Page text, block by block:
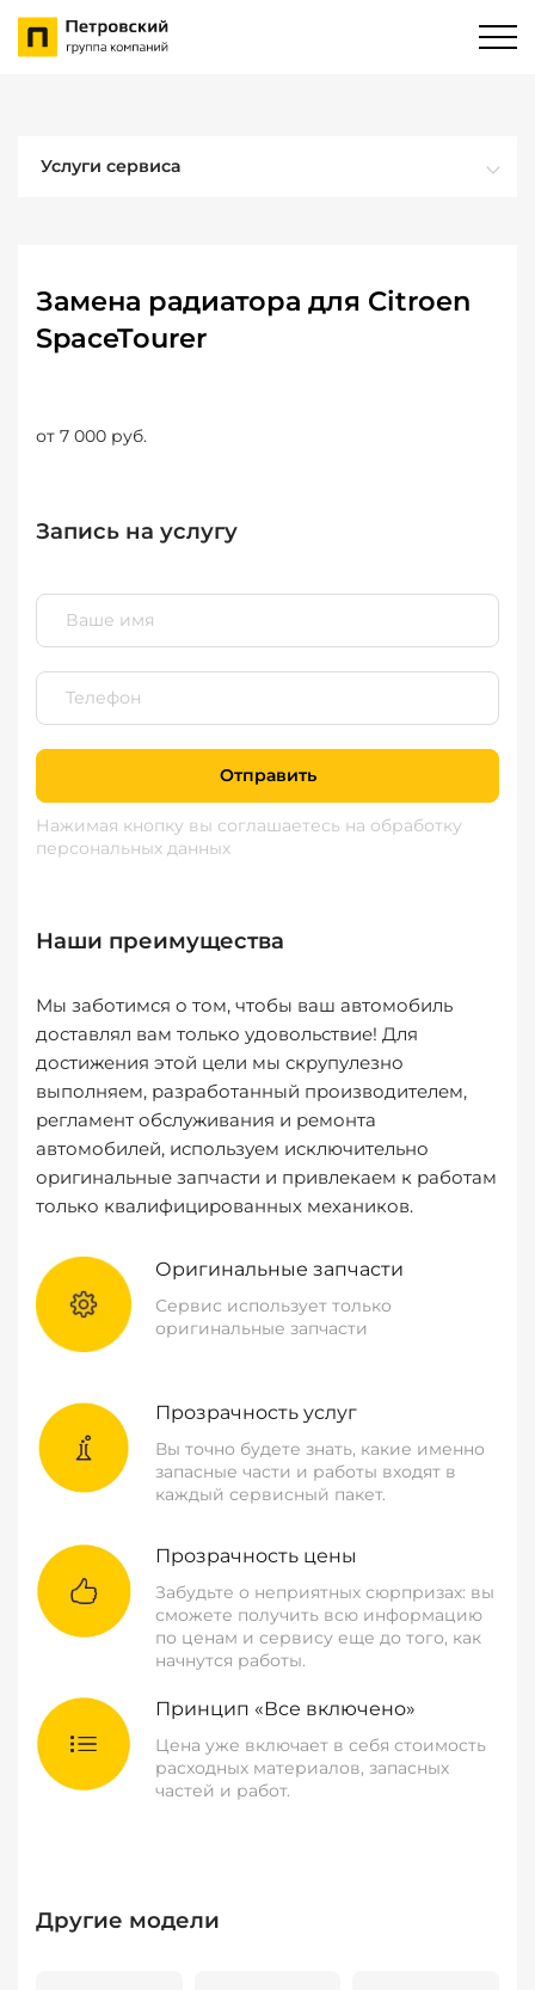
Услуги сервиса
Замена радиатора для Citroen
SpaceTourer
от 7 000 руб.
Запись на услугу
Отправить
Нажимая кнопку вы соглашаетесь на обработку
персональных данных
Наши преимущества
Мы заботимся о том, чтобы ваш автомобиль
доставлял вам только удовольствие! Для
достижения этой цели мы скрупулезно
выполняем, разработанный производителем,
регламент обслуживания и ремонта
автомобилей, используем исключительно
оригинальные запчасти и привлекаем к работам
только квалифицированных механиков.
Оригинальные запчасти
Сервис использует только
оригинальные запчасти
Прозрачность услуг
Вы точно будете знать, какие именно
запасные части и работы входят в
каждый сервисный пакет.
Прозрачность цены
Забудьте о неприятных сюрпризах: вы
сможете получить всю информацию
по ценам и сервису еще до того, как
начнутся работы.
Принцип «Все включено»
Цена уже включает в себя стоимость
расходных материалов, запасных
частей и работ.
Другие модели